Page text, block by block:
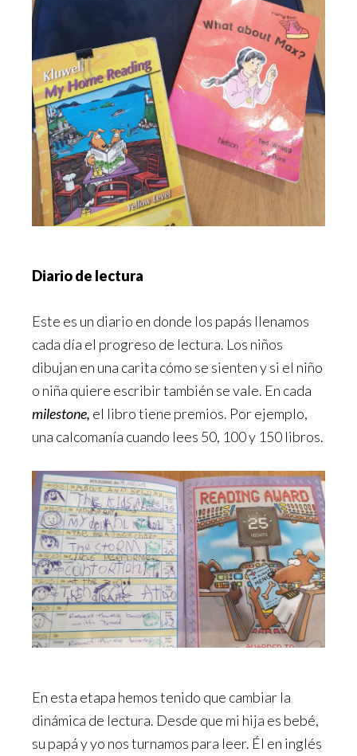
Diario de lectura
Este es un diario en donde los papás llenamos
cada día el progreso de lectura. Los niños
dibujan en una carita cómo se sienten y si el niño
o niña quiere escribir también se vale. En cada
milestone, el libro tiene premios. Por ejemplo,
una calcomanía cuando lees 50, 100 y 150 libros.
En esta etapa hemos tenido que cambiar la
dinámica de lectura. Desde que mi hija es bebé,
su papá y yo nos turnamos para leer. Él en inglés